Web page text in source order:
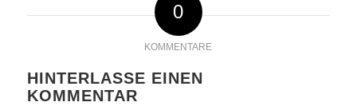
0
KOMMENTARE
HINTERLASSE EINEN
KOMMENTAR